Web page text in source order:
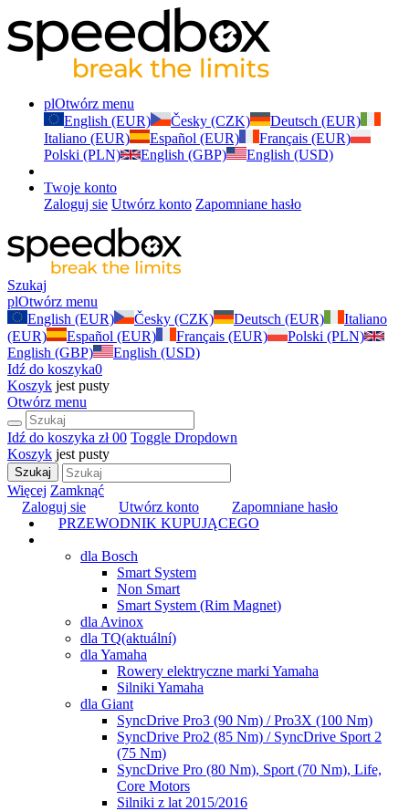
plOtwórz menu
English (EUR)
Česky (CZK)
Deutsch (EUR)
Italiano (EUR)
Español (EUR)
Français (EUR)
Polski (PLN)
English (GBP) English (USD)
Twoje konto
Zaloguj sie Utwórz konto Zapomniane hasło
Szukaj
plOtwórz menu
English (EUR)
Česky (CZK) Deutsch (EUR)
Italiano
(EUR)
Español (EUR) Français (EUR)
Polski (PLN)
English (GBP)
English (USD)
Idź do koszyka0
Koszyk jest pusty
Otwórz menu
Idź do koszyka zł 00 Toggle Dropdown
Koszyk jest pusty
Szukaj
Więcej Zamknąć
Zaloguj sie
Utwórz konto
Zapomniane hasło
PRZEWODNIK KUPUJĄCEGO
dla Bosch
Smart System
Non Smart
Smart System (Rim Magnet)
dla Avinox
dla TQ(aktuální)
dla Yamaha
Rowery elektryczne marki Yamaha
Silniki Yamaha
dla Giant
SyncDrive Pro3 (90 Nm) / Pro3X (100 Nm)
SyncDrive Pro2 (85 Nm) / SyncDrive Sport 2
(75 Nm)
SyncDrive Pro (80 Nm), Sport (70 Nm), Life,
Core Motors
Silniki z lat 2015/2016